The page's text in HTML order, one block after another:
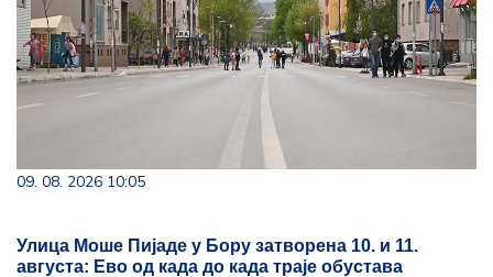
09. 08. 2026 10:05
Улица Моше Пијаде у Бору затворена 10. и 11.
августа: Ево од када до када траје обустава